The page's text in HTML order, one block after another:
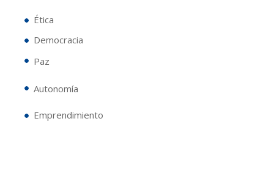
Ética
Democracia
Paz
Autonomía
Emprendimiento